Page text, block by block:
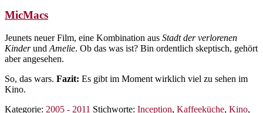
MicMacs
Jeunets neuer Film, eine Kombination aus Stadt der verlorenen
Kinderund Amelie. Ob das was ist? Bin ordentlich skeptisch, gehört
aber angesehen.
So, das wars. Fazit: Es gibt im Moment wirklich viel zu sehen im
Kino.
Kategorie: 2005 - 2011 Stichworte: Inception, Kaffeeküche, Kino,